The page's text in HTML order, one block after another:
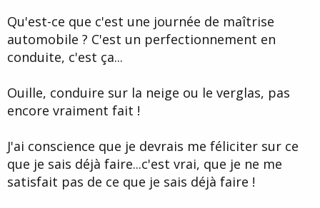
Qu'est-ce que c'est une journée de maîtrise
automobile ? C'est un perfectionnement en
conduite, c'est ça...
Ouille, conduire sur la neige ou le verglas, pas
encore vraiment fait !
J'ai conscience que je devrais me féliciter sur ce
que je sais déjà faire...c'est vrai, que je ne me
satisfait pas de ce que je sais déjà faire !